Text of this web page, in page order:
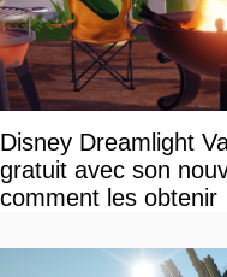
Disney Dreamlight
gratuit avec son
comment les obtenir